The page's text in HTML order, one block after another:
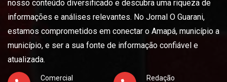
nosso conteúdo diversificado e descubra uma riqueza de
informações e análises relevantes. No Jornal O Guarani,
estamos comprometidos em conectar o Amapá, município a
município, e ser a sua fonte de informação confiável e
atualizada.
Comercial Redação